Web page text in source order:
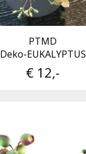
PTMD
Deko-EUKALYPTUS
€ 12,-